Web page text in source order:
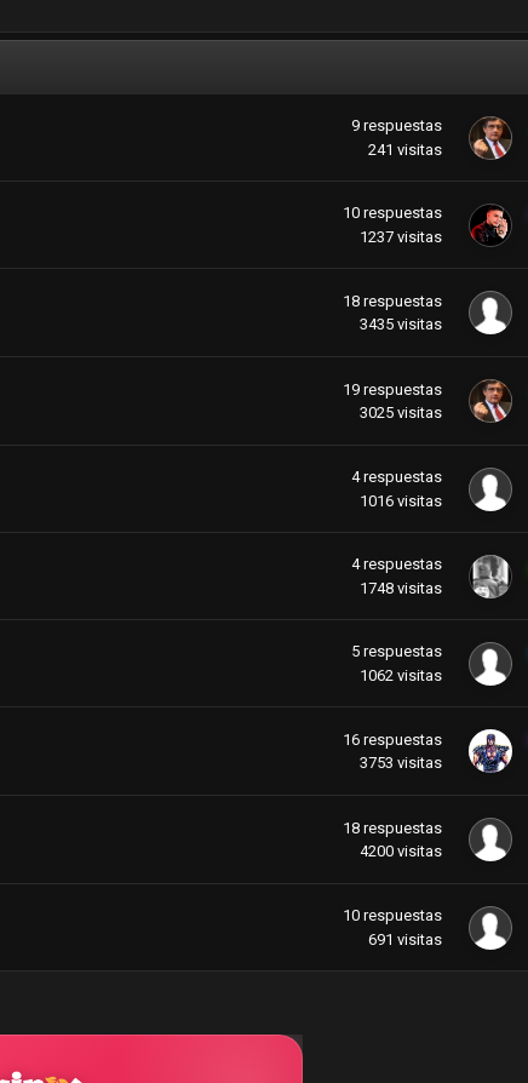
9 respuestas
241 visitas
10 respuestas
1237 visitas
18 respuestas
3435 visitas
19 respuestas
3025 visitas
4 respuestas
1016 visitas
4 respuestas
1748 visitas
5 respuestas
1062 visitas
16 respuestas
3753 visitas
18 respuestas
4200 visitas
10 respuestas
691 visitas